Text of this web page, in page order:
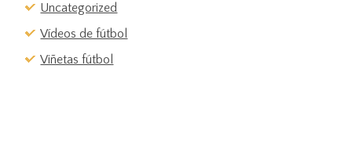
Uncategorized
Vídeos de fútbol
Viñetas fútbol